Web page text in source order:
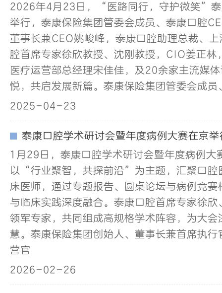
2026年4月23日，“医路同行，守护微笑”泰
举行，泰康保险集团管委会成员、泰康口腔
董事长兼CEO姚峻峰，泰康口腔助理总裁、
腔首席专家徐欣教授、沈刚教授，CIO姜正林
医疗运营部总经理宋佳佳，及20余家主流媒
悦，共启发展新篇。泰康保险集团管委会成员
2025-04-23
泰康口腔学术研讨会暨年度病例大赛在京举
1月29日，泰康口腔学术研讨会暨年度病例大
以“行业聚智，共探前沿”为主题，汇聚口腔
床医师，通过专题报告、圆桌论坛与病例竞
与临床实践深度融合。泰康口腔首席专家徐
领军专家，共同组成高规格学术阵容，为大
慧。泰康保险集团创始人、董事长兼首席执
营官
2026-02-26